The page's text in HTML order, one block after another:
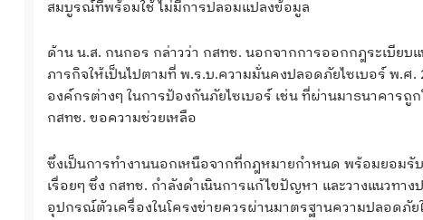
สมบูรณ์ที่พร้อมใช้ ไม่มีการปลอมแปลงข้อมูล
ด้าน น.ส. กนกอร กล่าวว่า กสทช. นอกจากการออกกฎระเบีย
ภารกิจให้เป็นไปตามที่ พ.ร.บ.ความมั่นคงปลอดภัยไซเบอร์ พ.
องค์กรต่างๆ ในการป้องกันภัยไซเบอร์ เช่น ที่ผ่านมาธนาคาร
กสทช. ขอความช่วยเหลือ
ซึ่งเป็นการทำงานนอกเหนือจากที่กฎหมายกำหนด พร้อมยอม
เรื่อยๆ ซึ่ง กสทช. กำลังดำเนินการแก้ไขปัญหา และวางแนวท
อุปกรณ์ตัวเครื่องในโครงข่ายควรผ่านมาตรฐานความปลอดภั